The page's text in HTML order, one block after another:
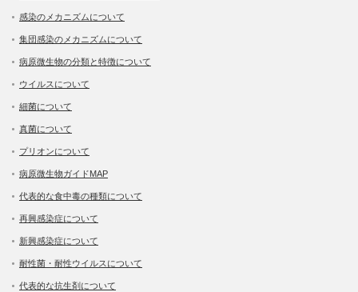
感染のメカニズムについて
集団感染のメカニズムについて
病原微生物の分類と特徴について
ウイルスについて
細菌について
真菌について
プリオンについて
病原微生物ガイドMAP
代表的な食中毒の種類について
再興感染症について
新興感染症について
耐性菌・耐性ウイルスについて
代表的な抗生剤について